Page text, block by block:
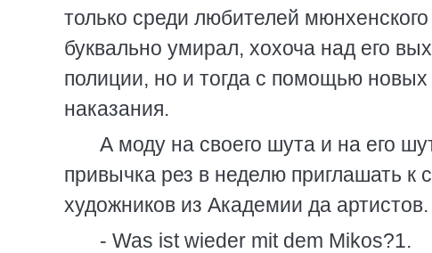
только среди любителей
буквально умирал, хохоча над его
полиции, но и тогда с помощью новых
наказания.
А моду на своего шута и на его
привычка рез в неделю приглашать к
художников из Академии да
- Was ist wieder mit dem Mikos?1.